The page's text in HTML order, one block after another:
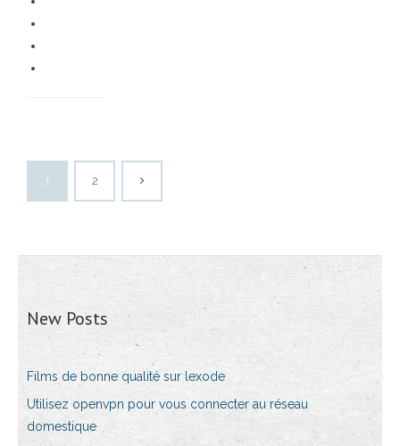
1 2
New Posts
Films de bonne qualité sur lexode
Utilisez openvpn pour vous connecter au réseau
domestique